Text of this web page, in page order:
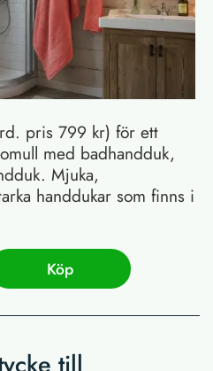
pris 799 kr) för ett
med badhandduk,
Mjuka,
handdukar som finns i
Köp